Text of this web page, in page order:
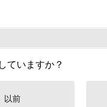
ていますか？
以前